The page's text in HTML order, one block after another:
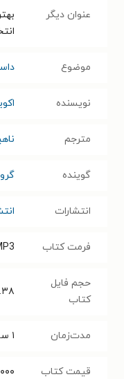
عنوان دیگر
موضوع
نویسنده
مترجم
گوینده
انتشارات
فرمت کتاب
حجم فایل
کتاب
مدت‌زمان ۱ ساعت و ۸ دقیقه
قیمت کتاب